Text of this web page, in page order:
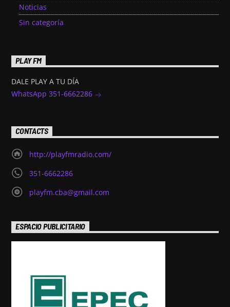
Noticias
Sin categoría
PLAY FM
DALE PLAY A TU DÍA
WhatsApp 351-6662286
CONTACTS
http://playfmradio.com/
351-6662286
playfm.cba@gmail.com
ESPACIO PUBLICITARIO